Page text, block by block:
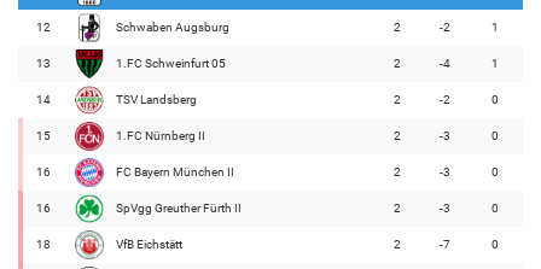
12 Schwaben Augsburg 2 -2 1
13 1.FC Schweinfurt 05 2 -4 1
14 TSV Landsberg 2 -2 0
15 1.FC Nürnberg II 2 -3 0
16 FC Bayern München II 2 -3 0
16 SpVgg Greuther Fürth II 2 -3 0
18 VfB Eichstätt 2 -7 0